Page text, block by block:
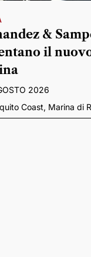
&
il
2026
Coast, Marina di